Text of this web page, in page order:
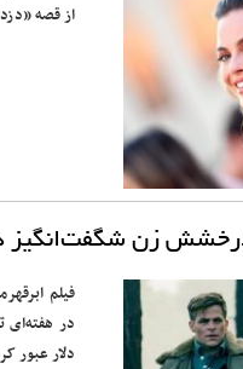
از قصه
زن شگفت‌انگیز
فیلم
در هفته‌ای
دلار عبور